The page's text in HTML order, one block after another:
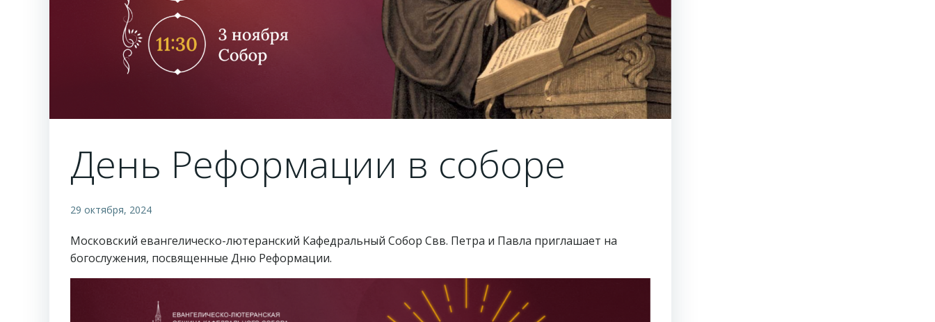
День Реформации в соборе
29 октября, 2024
Московский евангелическо-лютеранский Кафедральный Собор Свв. Петра и Павла приглашает на
богослужения, посвященные Дню Реформации.